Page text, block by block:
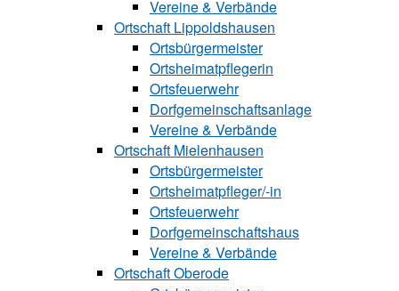
Vereine & Verbände
Ortschaft Lip‍polds‍hau‍sen
Ortsbürgermeister
Ortsheimatpflegerin
Ortsfeuerwehr
Dorfgemeinschaftsanlage
Vereine & Verbände
Ortschaft Mielenhausen
Ortsbürgermeister
Ortsheimatpfle‍‍ger/-in
Ortsfeuerwehr
Dorfgemeinschaftshaus
Vereine & Verbände
Ortschaft Oberode